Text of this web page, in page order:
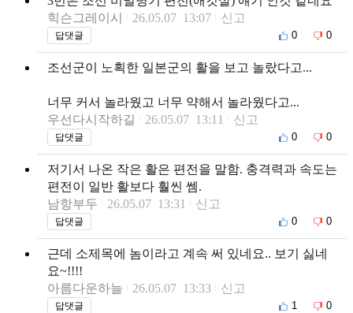
힉슨그레이시
26.05.07 13:07 신고
답댓글 0 0
조선군이 노획한 일본군의 활을 보고 놀랐다고...
너무 커서 놀라웠고 너무 약해서 놀라웠다고...
우선다시작하길
26.05.07 13:11 신고
답댓글 0 0
저기서 나온 작은 활은 편전을 말함. 충격력과 속도는
편전이 일반 활보다 훨씬 쎔.
남항부두
26.05.07 13:31 신고
답댓글 0 0
근데 소제목에 놈이라고 계속 써 있네요.. 보기 싫네
요~!!!!
아름다운하늘
26.05.07 13:33 신고
답댓글 1 0